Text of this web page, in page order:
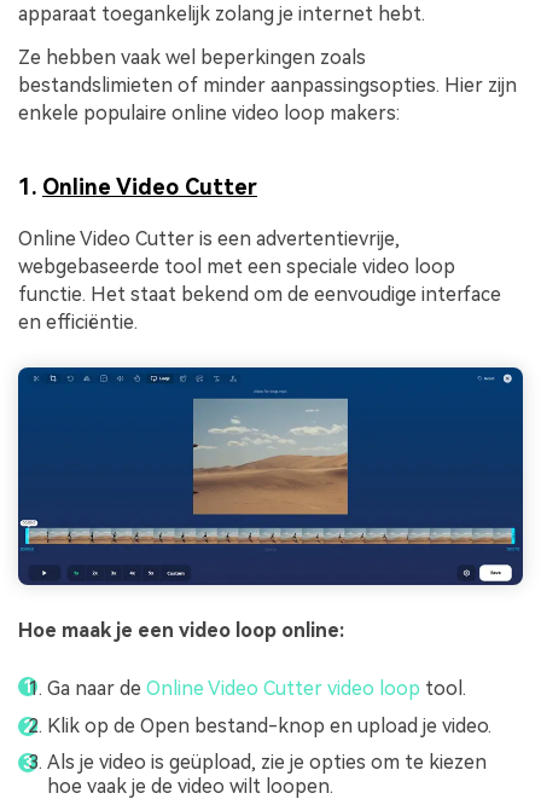
apparaat toegankelijk zolang je internet hebt.
Ze hebben vaak wel beperkingen zoals
bestandslimieten of minder aanpassingsopties. Hier zijn
enkele populaire online video loop makers:
1. Online Video Cutter
Online Video Cutter is een advertentievrije,
webgebaseerde tool met een speciale video loop
functie. Het staat bekend om de eenvoudige interface
en efficiëntie.
Hoe maak je een video loop online:
Ga naar de Online Video Cutter video loop tool.
Klik op de Open bestand-knop en upload je video.
Als je video is geüpload, zie je opties om te kiezen
hoe vaak je de video wilt loopen.